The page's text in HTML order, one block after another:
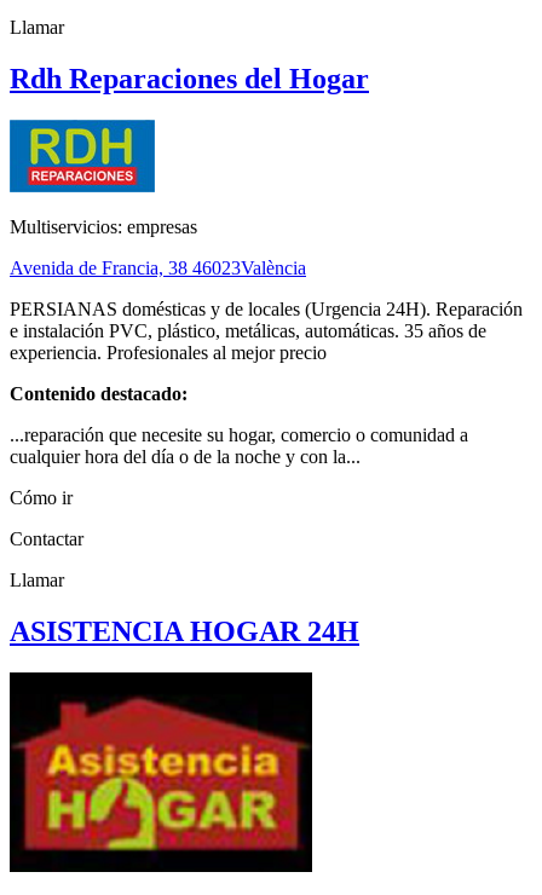
Llamar
Rdh Reparaciones del Hogar
Multiservicios: empresas
Avenida de Francia, 38 46023València
PERSIANAS domésticas y de locales (Urgencia 24H). Reparación
e instalación PVC, plástico, metálicas, automáticas. 35 años de
experiencia. Profesionales al mejor precio
Contenido destacado:
...reparación que necesite su hogar, comercio o comunidad a
cualquier hora del día o de la noche y con la...
Cómo ir
Contactar
Llamar
ASISTENCIA HOGAR 24H